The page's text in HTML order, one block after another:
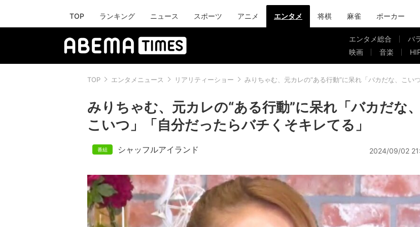
TOP ランキング ニュース スポーツ アニメ エンタメ 将棋 麻雀 ポーカー
エンタメ総合 バ
映画
音楽
TOP エンタメニュース リアリティーショー みりちゃむ、元カレの“ある行動”に呆れ「バカだな、こい
みりちゃむ、元カレの“ある行動”に呆れ「バカだな、
こいつ」「自分だったらバチくそキレてる」
シャッフルアイランド 2024/09/02